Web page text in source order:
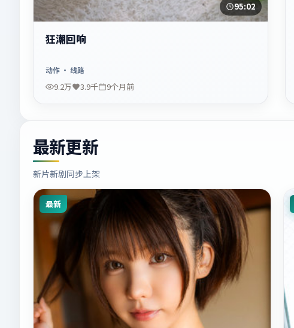
95:02
狂潮回响
动作· 线路
9.2万 3.9千 9个月前
最新更新
新片新剧同步上架
最新